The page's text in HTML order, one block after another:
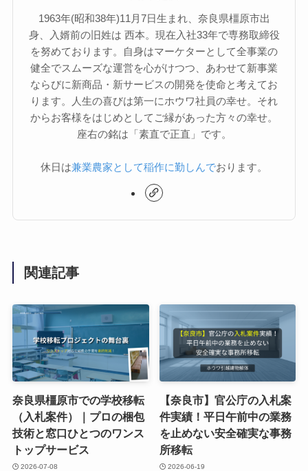
1963年(昭和38年)11月7日生まれ、奈良県橿原市出
身、入婿前の旧姓は 西本。現在入社33年で専務取締役
を努めております。自身はマーケターとして全事業の
健全でスムーズな運営を心がけつつ、あわせて新事業
ならびに新商品・新サービスの開発を使命と考えてお
ります。人生の喜びは第一にホウワ社員の幸せ。それ
からお客様をはじめとしてご縁があった方々の幸せ。
座右の銘は「素直で正直」です。
休日は兼業農家として稲作に勤しんでおります。
関連記事
奈良県橿原市での学校移転
（入札案件）｜プロの梱包
技術と窓口ひとつのワンス
トップサービス
2026-07-08
【奈良市】官公庁の入札案
件実績！平日午前中の業務
を止めない安全確実な事務
所移転
2026-06-19